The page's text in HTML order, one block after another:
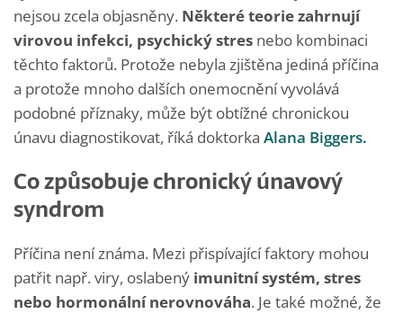
nejsou zcela objasněny. Některé teorie zahrnují
virovou infekci, psychický stres nebo kombinaci
těchto faktorů. Protože nebyla zjištěna jediná příčina
a protože mnoho dalších onemocnění vyvolává
podobné příznaky, může být obtížné chronickou
únavu diagnostikovat, říká doktorka Alana Biggers.
Co způsobuje chronický únavový
syndrom
Příčina není známa. Mezi přispívající faktory mohou
patřit např. viry, oslabený imunitní systém, stres
nebo hormonální nerovnováha. Je také možné, že